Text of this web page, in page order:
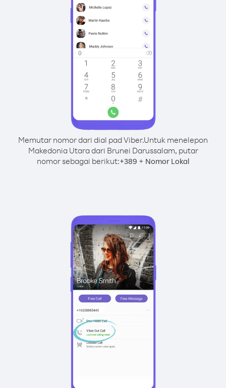
Memutar nomor dari dial pad Viber.Untuk menelepon
Makedonia Utara dari Brunei Darussalam, putar
nomor sebagai berikut:+389 + Nomor Lokal